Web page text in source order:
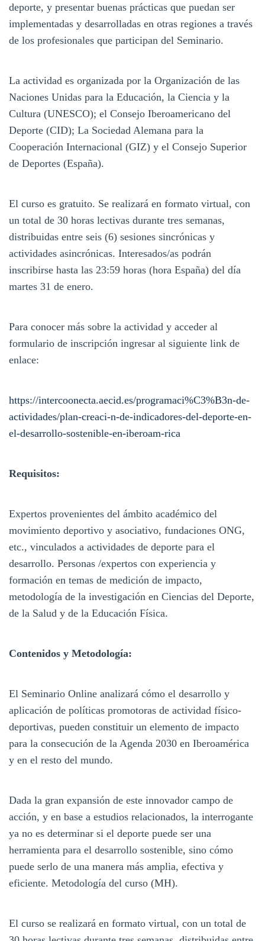
deporte, y presentar buenas prácticas que puedan ser
implementadas y desarrolladas en otras regiones a través
de los profesionales que participan del Seminario.
La actividad es organizada por la Organización de las
Naciones Unidas para la Educación, la Ciencia y la
Cultura (UNESCO); el Consejo Iberoamericano del
Deporte (CID); La Sociedad Alemana para la
Cooperación Internacional (GIZ) y el Consejo Superior
de Deportes (España).
El curso es gratuito. Se realizará en formato virtual, con
un total de 30 horas lectivas durante tres semanas,
distribuidas entre seis (6) sesiones sincrónicas y
actividades asincrónicas. Interesados/as podrán
inscribirse hasta las 23:59 horas (hora España) del día
martes 31 de enero.
Para conocer más sobre la actividad y acceder al
formulario de inscripción ingresar al siguiente link de
enlace:
https://intercoonecta.aecid.es/programaci%C3%B3n-de-
actividades/plan-creaci-n-de-indicadores-del-deporte-en-
el-desarrollo-sostenible-en-iberoam-rica
Requisitos:
Expertos provenientes del ámbito académico del
movimiento deportivo y asociativo, fundaciones ONG,
etc., vinculados a actividades de deporte para el
desarrollo. Personas /expertos con experiencia y
formación en temas de medición de impacto,
metodología de la investigación en Ciencias del Deporte,
de la Salud y de la Educación Física.
Contenidos y Metodología:
El Seminario Online analizará cómo el desarrollo y
aplicación de políticas promotoras de actividad físico-
deportivas, pueden constituir un elemento de impacto
para la consecución de la Agenda 2030 en Iberoamérica
y en el resto del mundo.
Dada la gran expansión de este innovador campo de
acción, y en base a estudios relacionados, la interrogante
ya no es determinar si el deporte puede ser una
herramienta para el desarrollo sostenible, sino cómo
puede serlo de una manera más amplia, efectiva y
eficiente. Metodología del curso (MH).
El curso se realizará en formato virtual, con un total de